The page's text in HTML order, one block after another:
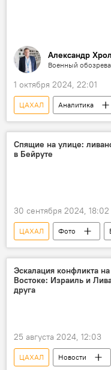
Александр
Военный
1 октября 2024, 22:01
ЦАХАЛ Аналитика
Ближний Восток
Хезболла
Премьер-министр
Спящие на улице:
в Бейруте
30 сентября 2024, 18:02
ЦАХАЛ Фото
Израиль
Беженцы
ООН
Вынужденные
Эскалация конфликта
Востоке: Израиль и
друга
25 августа 2024, 12:03
ЦАХАЛ Новости